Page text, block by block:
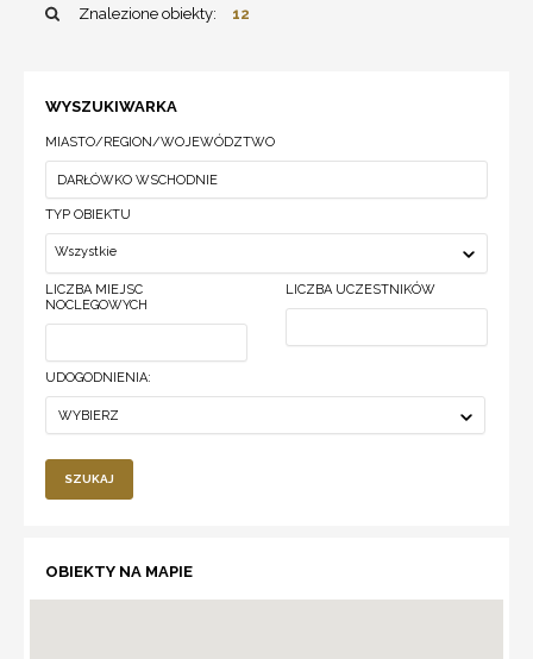
Znalezione obiekty: 12
WYSZUKIWARKA
MIASTO/REGION/WOJEWÓDZTWO
TYP OBIEKTU
Wszystkie
LICZBA MIEJSC
NOCLEGOWYCH
LICZBA UCZESTNIKÓW
UDOGODNIENIA:
WYBIERZ
SZUKAJ
OBIEKTY NA MAPIE